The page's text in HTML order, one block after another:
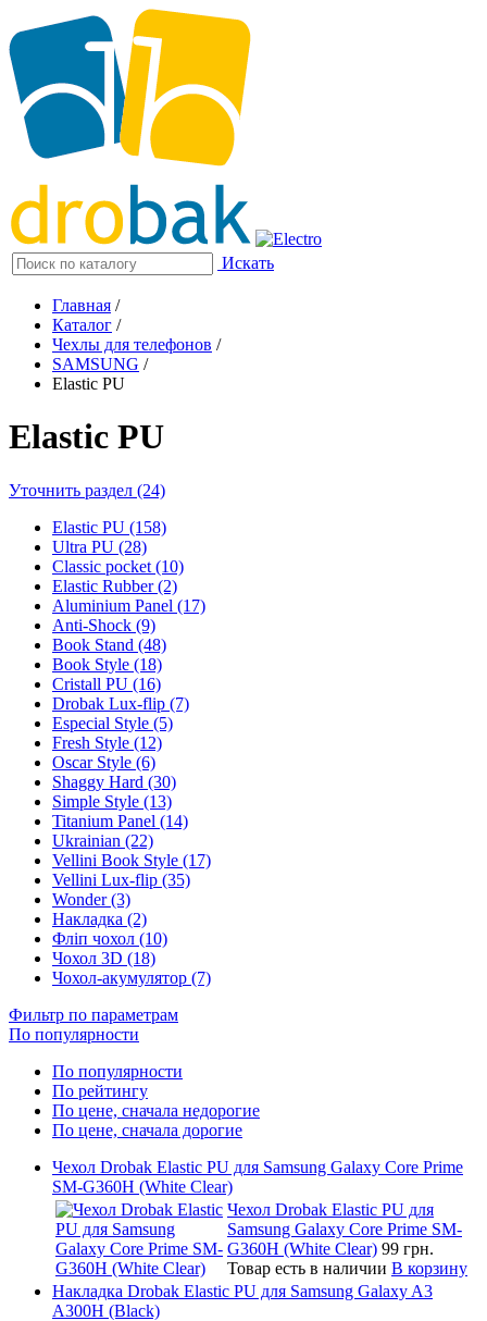
Искать
Главная /
Каталог /
Чехлы для телефонов /
SAMSUNG /
Elastic PU
Elastic PU
Уточнить раздел (24)
Elastic PU (158)
Ultra PU (28)
Classic pocket (10)
Elastic Rubber (2)
Aluminium Panel (17)
Anti-Shock (9)
Book Stand (48)
Book Style (18)
Cristall PU (16)
Drobak Lux-flip (7)
Especial Style (5)
Fresh Style (12)
Oscar Style (6)
Shaggy Hard (30)
Simple Style (13)
Titanium Panel (14)
Ukrainian (22)
Vellini Book Style (17)
Vellini Lux-flip (35)
Wonder (3)
Накладка (2)
Фліп чохол (10)
Чохол 3D (18)
Чохол-акумулятор (7)
Фильтр по параметрам
По популярности
По популярности
По рейтингу
По цене, сначала недорогие
По цене, сначала дорогие
Чехол Drobak Elastic PU для Samsung Galaxy Core Prime
SM-G360H (White Clear)
Чехол Drobak Elastic PU для
Samsung Galaxy Core Prime SM-
G360H (White Clear) 99 грн.
Товар есть в наличии В корзину
Накладка Drobak Elastic PU для Samsung Galaxy A3
A300H (Black)